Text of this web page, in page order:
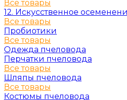
Все товары
12. Искусственное
Все товары
Пробиотики
Все товары
Одежда пчеловода
Перчатки пчеловода
Все товары
Шляпы пчеловода
Все товары
Костюмы пчеловода